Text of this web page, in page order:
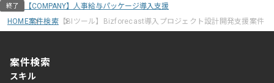
終了
【COMPANY】人事給与パッケージ導入支援
HOME案件検索【BIツール】Bizforecast導入プロジェクト設計開発支援案件
案件検索
スキル